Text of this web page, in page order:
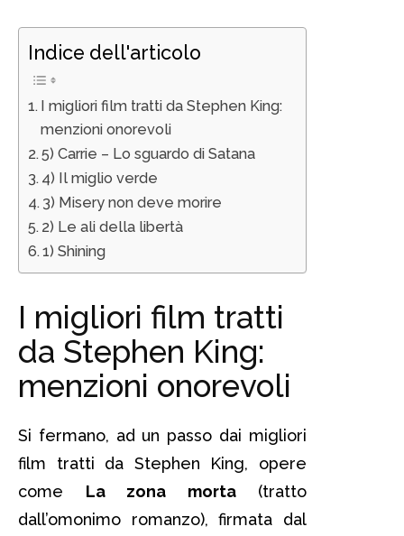
Indice dell'articolo
I migliori film tratti da Stephen King:
menzioni onorevoli
5) Carrie – Lo sguardo di Satana
4) Il miglio verde
3) Misery non deve morire
2) Le ali della libertà
1) Shining
I migliori film tratti
da Stephen King:
menzioni onorevoli
Si fermano, ad un passo dai migliori
film tratti da Stephen King, opere
come La zona morta(tratto
dall’omonimo romanzo), firmata dal